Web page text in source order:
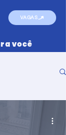
VAGAS
você